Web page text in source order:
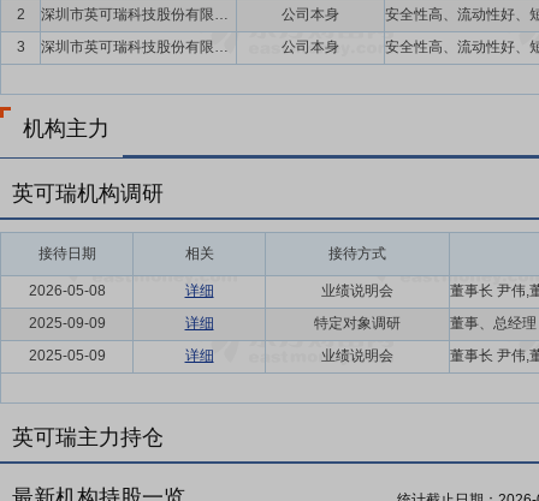
2
深圳市英可瑞科技股份有限公司
公司本身
3
深圳市英可瑞科技股份有限公司 公司本身
机构主力
英可瑞机构调研
接待日期 相关 接待方式
2026-05-08 详细
业绩说明会
2025-09-09
详细
特定对象调研
2025-05-09
详细 业绩说明会
英可瑞主力持仓